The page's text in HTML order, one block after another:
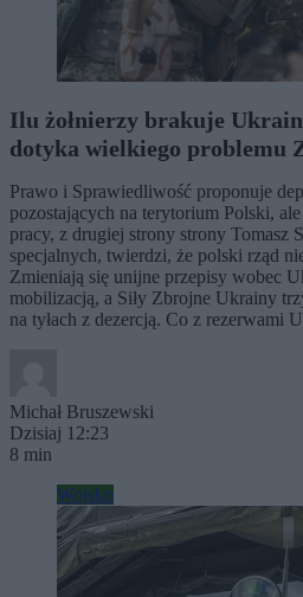
Ilu żołnierzy brakuje
dotyka wielkiego problemu
Prawo i Sprawiedliwość proponuje
pozostających na terytorium Polski,
pracy, z drugiej strony strony Tomasz
specjalnych, twierdzi, że polski rząd
Zmieniają się unijne przepisy wobec
mobilizacją, a Siły Zbrojne Ukrainy
na tyłach z dezercją. Co z rezerwami
Michał Bruszewski
Dzisiaj 12:23
8 min
Wojsko